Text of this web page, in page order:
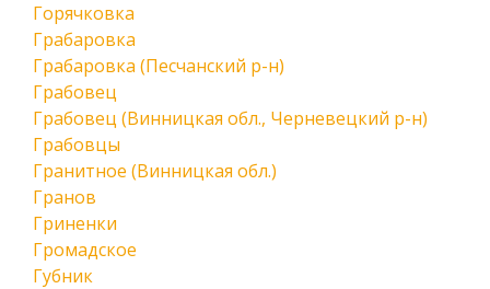
Горячковка
Грабаровка
Грабаровка (Песчанский р-н)
Грабовец
Грабовец (Винницкая обл., Черневецкий р-н)
Грабовцы
Гранитное (Винницкая обл.)
Гранов
Гриненки
Громадское
Губник